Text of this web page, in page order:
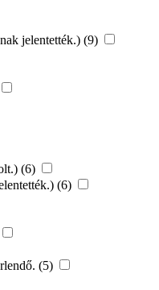
jelentették.) (9)
(6)
(6)
(5)